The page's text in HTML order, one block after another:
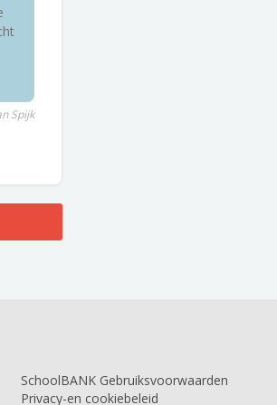
Spijk
SchoolBANK Gebruiksvoorwaarden
Privacy-en cookiebeleid